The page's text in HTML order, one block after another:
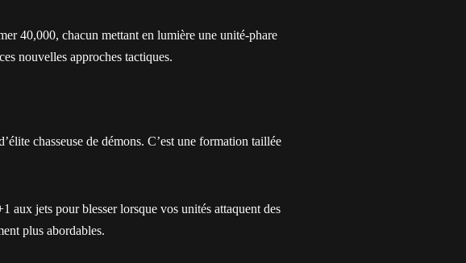
40,000, chacun mettant en lumière une unité-phare
nouvelles approches tactiques.
chasseuse de démons. C’est une formation taillée
aux jets pour blesser lorsque vos unités attaquent des
plus abordables.